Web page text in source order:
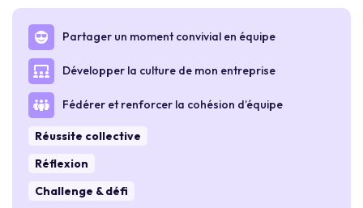
Partager un moment convivial en équipe
Développer la culture de mon entreprise
Fédérer et renforcer la cohésion d’équipe
Réussite collective
Réflexion
Challenge & défi